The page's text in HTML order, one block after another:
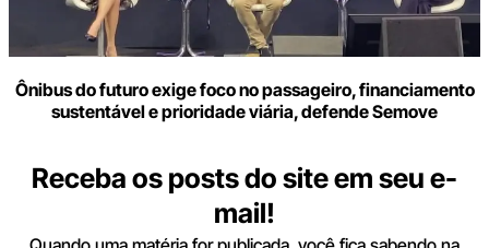
Ônibus do futuro exige foco no passageiro, financiamento
sustentável e prioridade viária, defende Semove
Receba os posts do site em seu e-
mail!